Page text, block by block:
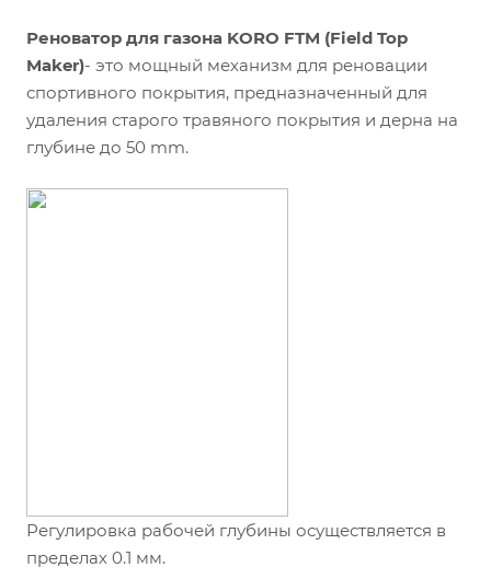
Реноватор для газона KORO FTM (Field Top
Maker)- это мощный механизм для реновации
спортивного покрытия, предназначенный для
удаления старого травяного покрытия и дерна на
глубине до 50 mm.
Регулировка рабочей глубины осуществляется в
пределах 0.1 мм.